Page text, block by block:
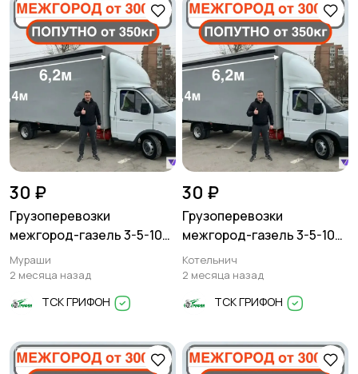
30 ₽
Грузоперевозки
межгород-газель 3-5-10
тонн
Мураши
2 месяца назад
ТСК ГРИФОН
30 ₽
Грузоперевозки
межгород-газель 3-5-10
тонн
Котельнич
2 месяца назад
ТСК ГРИФОН